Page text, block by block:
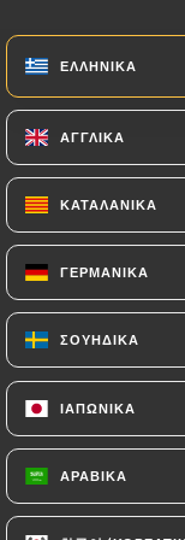
ΕΛΛΗΝΙΚΆ
ΑΓΓΛΙΚΆ
ΚΑΤΑΛΑΝΙΚΆ
ΓΕΡΜΑΝΙΚΆ
ΣΟΥΗΔΙΚΆ
ΙΑΠΩΝΙΚΆ
ΑΡΑΒΙΚΆ
/
Επαφή
ΕΛΛΗΝΙΚΆ
ΑΓΓΛΙΚΆ
ΚΑΤΑΛΑΝΙΚΆ
ΓΕΡΜΑΝΙΚΆ
ΣΟΥΗΔΙΚΆ
ΙΑΠΩΝΙΚΆ
ΑΡΑΒΙΚΆ